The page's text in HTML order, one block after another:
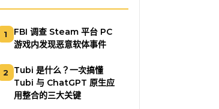
1
FBI 调查 Steam 平台 PC
游戏内发现恶意软体事件
2
Tubi 是什么？一次搞懂
Tubi 与 ChatGPT 原生应
用整合的三大关键